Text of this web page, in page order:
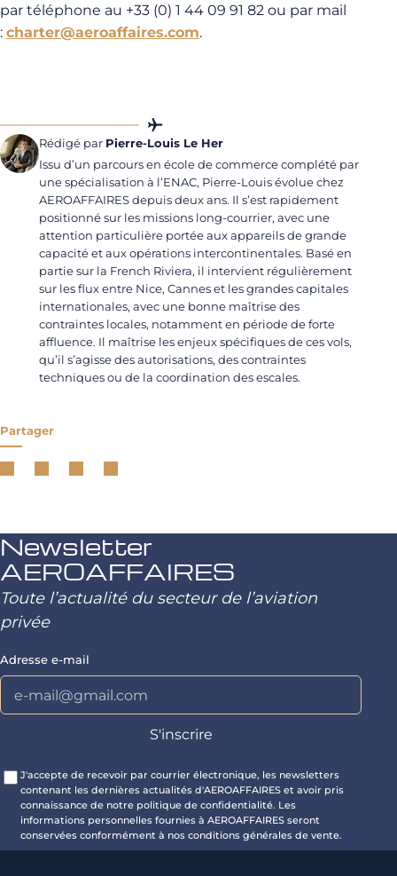
par téléphone au +33 (0) 1 44 09 91 82 ou par mail
: charter@aeroaffaires.com.
Rédigé par Pierre-Louis Le Her
Issu d’un parcours en école de commerce complété par
une spécialisation à l’ENAC, Pierre-Louis évolue chez
AEROAFFAIRES depuis deux ans. Il s’est rapidement
positionné sur les missions long-courrier, avec une
attention particulière portée aux appareils de grande
capacité et aux opérations intercontinentales. Basé en
partie sur la French Riviera, il intervient régulièrement
sur les flux entre Nice, Cannes et les grandes capitales
internationales, avec une bonne maîtrise des
contraintes locales, notamment en période de forte
affluence. Il maîtrise les enjeux spécifiques de ces vols,
qu’il s’agisse des autorisations, des contraintes
techniques ou de la coordination des escales.
Partager
Newsletter
AEROAFFAIRES
Toute l’actualité du secteur de l’aviation
privée
Adresse e-mail
J'accepte de recevoir par courrier électronique, les newsletters
contenant les dernières actualités d'AEROAFFAIRES et avoir pris
connaissance de notre politique de confidentialité. Les
informations personnelles fournies à AEROAFFAIRES seront
conservées conformément à nos conditions générales de vente.